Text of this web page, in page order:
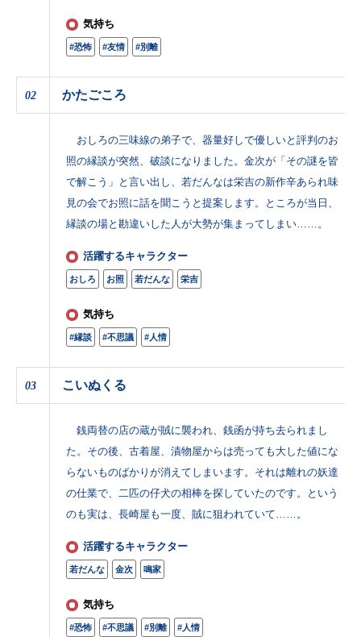
気持ち
#恐怖 #友情 #別離
02 かたごころ
おしろの三味線の弟子で、器量好しで優しいと評判のお
照の縁談が突然、破談になりました。金次が「その謎を皆
で解こう」と言い出し、若だんなは栄吉の新作辛あられ味
見の会でお照に話を聞こうと提案します。ところが当日、
縁談の場と勘違いした人が大勢が集まってしまい……。
活躍するキャラクター
おしろ お照 若だんな 栄吉
気持ち
#縁談 #不思議 #人情
03 こいぬくる
銭両替の店の蔵が賊に襲われ、銭函が持ち去られまし
た。その後、古着屋、漬物屋からは売っても大した値にな
らないものばかりが消えてしまいます。それは離れの妖達
の仕業で、二匹の仔犬の相棒を探していたのです。という
のも実は、長崎屋も一度、賊に狙われていて……。
活躍するキャラクター
若だんな 金次 鳴家
気持ち
#恐怖 #不思議 #別離 #人情